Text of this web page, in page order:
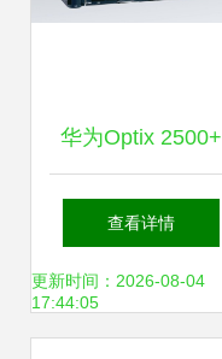
华为Optix 2500+
SDH光传输设备 构
建高效可靠的通信
查看详情
更新时间：2026-08-04
17:44:05